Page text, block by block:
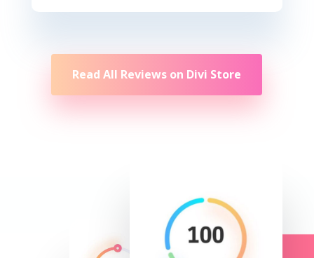
Read All Reviews on Divi Store